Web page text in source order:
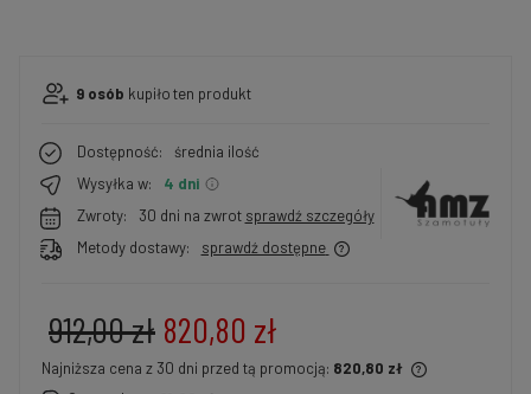
9 osób kupiłoten produkt
Dostępność:
średnia ilość
Wysyłka w:
4 dni
Zwroty:
30 dni na zwrot sprawdź szczegóły
Metody dostawy:
sprawdź dostępne
820,80 zł
912,00 zł
Najniższa cena z 30 dni przed tą promocją: 820,80 zł